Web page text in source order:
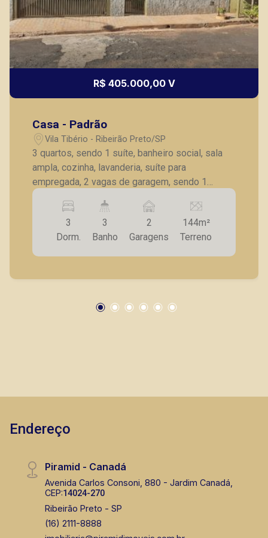
R$ 405.000,00 V
Casa - Padrão
Vila Tibério - Ribeirão Preto/SP
3 quartos, sendo 1 suíte, banheiro social, sala
ampla, cozinha, lavanderia, suíte para
empregada, 2 vagas de garagem, sendo 1
coberta e 1 descoberta.
3
Dorm.
3
Banho
2
Garagens
144m²
Terreno
Endereço
Piramid - Canadá
Avenida Carlos Consoni, 880 - Jardim Canadá,
CEP:14024-270
Ribeirão Preto - SP
(16) 2111-8888